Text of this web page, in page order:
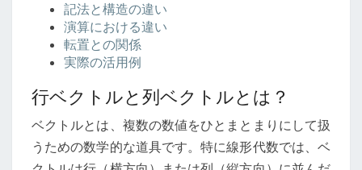
記法と構造の違い
演算における違い
転置との関係
実際の活用例
行ベクトルと列ベクトルとは？
ベクトルとは、複数の数値をひとまとまりにして扱
うための数学的な道具です。特に線形代数では、ベ